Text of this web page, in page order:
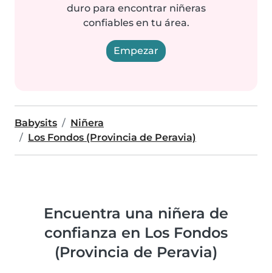
duro para encontrar niñeras
confiables en tu área.
Empezar
Babysits
Niñera
Los Fondos (Provincia de Peravia)
Encuentra una niñera de
confianza en Los Fondos
(Provincia de Peravia)